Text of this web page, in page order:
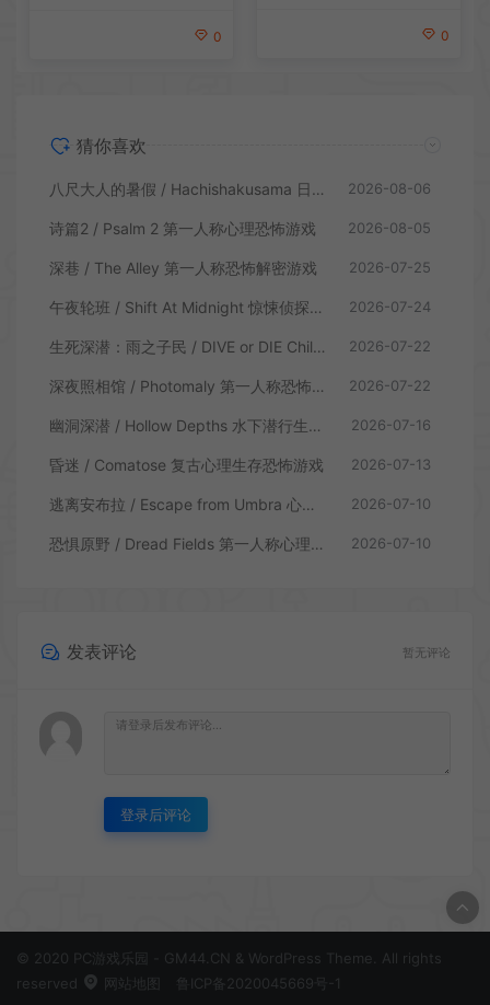
0 0
猜你喜欢
八尺大人的暑假 / Hachishakusama 日式温情恐怖游戏 2026-08-06
诗篇2 / Psalm 2 第一人称心理恐怖游戏 2026-08-05
深巷 / The Alley 第一人称恐怖解密游戏 2026-07-25
午夜轮班 / Shift At Midnight 惊悚侦探恐怖游戏 2026-07-24
生死深潜：雨之子民 / DIVE or DIE Children of Rain 恐怖生存探索游戏 2026-07-22
深夜照相馆 / Photomaly 第一人称恐怖游戏 2026-07-22
幽洞深潜 / Hollow Depths 水下潜行生存游戏 2026-07-16
昏迷 / Comatose 复古心理生存恐怖游戏 2026-07-13
逃离安布拉 / Escape from Umbra 心理生存恐怖解谜游戏 2026-07-10
恐惧原野 / Dread Fields 第一人称心理恐怖游戏 2026-07-10
发表评论 暂无评论
登录后评论
© 2020 PC游戏乐园 - GM44.CN & WordPress Theme. All rights
reserved
网站地图 鲁ICP备2020045669号-1